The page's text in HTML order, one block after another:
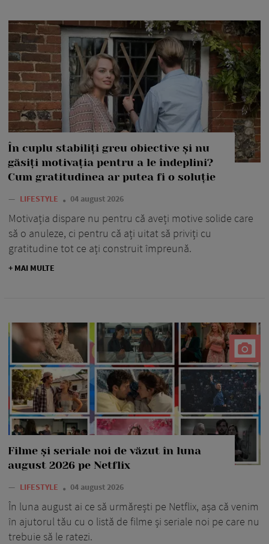
În cuplu stabiliți greu obiective și nu
găsiți motivația pentru a le îndeplini?
Cum gratitudinea ar putea fi o soluție
— LIFESTYLE 04 august 2026
Motivația dispare nu pentru că aveți motive solide care
să o anuleze, ci pentru că ați uitat să priviți cu
gratitudine tot ce ați construit împreună.
+ MAI MULTE
Filme și seriale noi de văzut în luna
august 2026 pe Netflix
— LIFESTYLE 04 august 2026
În luna august ai ce să urmărești pe Netflix, așa că venim
în ajutorul tău cu o listă de filme și seriale noi pe care nu
trebuie să le ratezi.